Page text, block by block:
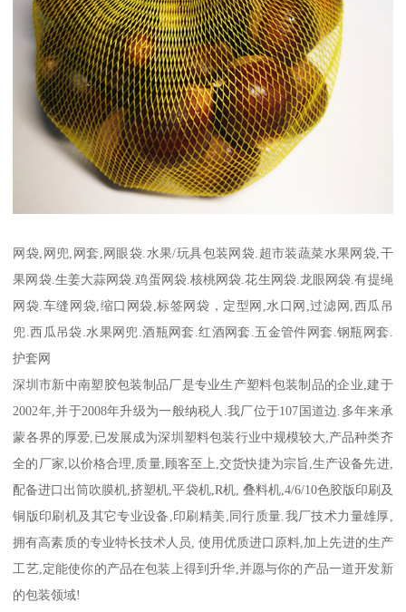
网袋,网兜,网套,网眼袋.水果/玩具包装网袋.超市装蔬菜水果网袋,干
果网袋.生姜大蒜网袋.鸡蛋网袋.核桃网袋.花生网袋.龙眼网袋.有提绳
网袋.车缝网袋,缩口网袋,标签网袋，定型网,水口网,过滤网,西瓜吊
兜.西瓜吊袋.水果网兜.酒瓶网套.红酒网套.五金管件网套.钢瓶网套.
护套网
深圳市新中南塑胶包装制品厂是专业生产塑料包装制品的企业,建于
2002年,并于2008年升级为一般纳税人.我厂位于107国道边.多年来承
蒙各界的厚爱,已发展成为深圳塑料包装行业中规模较大,产品种类齐
全的厂家,以价格合理,质量,顾客至上,交货快捷为宗旨,生产设备先进,
配备进口出筒吹膜机,挤塑机,平袋机,R机, 叠料机,4/6/10色胶版印刷及
铜版印刷机及其它专业设备,印刷精美,同行质量.我厂技术力量雄厚,
拥有高素质的专业特长技术人员, 使用优质进口原料,加上先进的生产
工艺,定能使你的产品在包装上得到升华,并愿与你的产品一道开发新
的包装领域!